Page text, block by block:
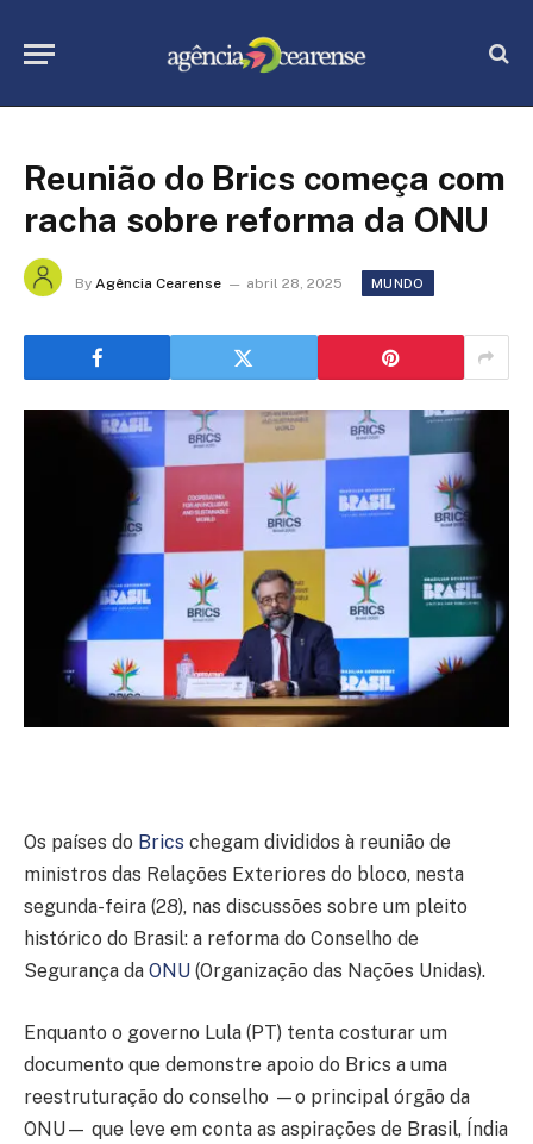
Reunião do Brics começa com
racha sobre reforma da ONU
By Agência Cearense abril 28, 2025 MUNDO
Os países do Brics chegam divididos à reunião de
ministros das Relações Exteriores do bloco, nesta
segunda-feira (28), nas discussões sobre um pleito
histórico do Brasil: a reforma do Conselho de
Segurança da ONU (Organização das Nações Unidas).
Enquanto o governo Lula (PT) tenta costurar um
documento que demonstre apoio do Brics a uma
reestruturação do conselho —o principal órgão da
ONU— que leve em conta as aspirações de Brasil, Índia